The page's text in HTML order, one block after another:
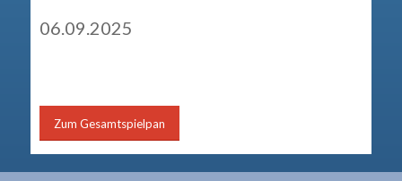
06.09.2025
Zum Gesamtspielpan